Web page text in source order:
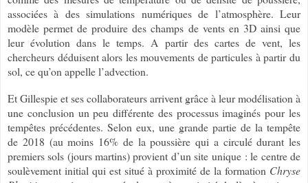
associées à des simulations numériques de l’atmosphère. Leur
modèle permet de produire des champs de vents en 3D ainsi que
leur évolution dans le temps. A partir des cartes de vent, les
chercheurs déduisent alors les mouvements de particules à partir du
sol, ce qu’on appelle l’advection.
Et Gillespie et ses collaborateurs arrivent grâce à leur modélisation à
une conclusion un peu différente des processus imaginés pour les
tempêtes précédentes. Selon eux, une grande partie de la tempête
de 2018 (au moins 16% de la poussière qui a circulé durant les
premiers sols (jours martins) provient d’un site unique : le centre de
soulèvement initial qui est situé à proximité de la formation Chryse